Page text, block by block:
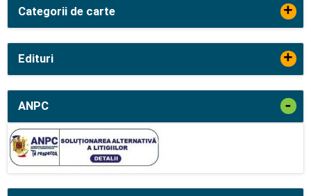
Categorii de carte +
Edituri +
ANPC -